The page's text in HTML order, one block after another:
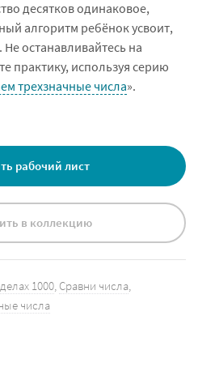
десятков одинаковое,
алгоритм ребёнок усвоит,
Не останавливайтесь на
практику, используя серию
трехзначные числа».
рабочий лист
в коллекцию
1000 Сравни числа
числа